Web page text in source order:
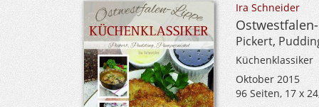
Ira Schneider
Pickert,
Küchenklassiker
Oktober 2015
96 Seiten, 17 x